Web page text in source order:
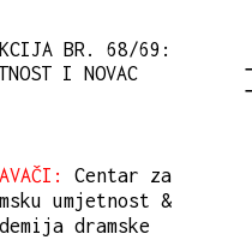
BR. 68/69:
I NOVAC
Centar za
umjetnost &
dramske